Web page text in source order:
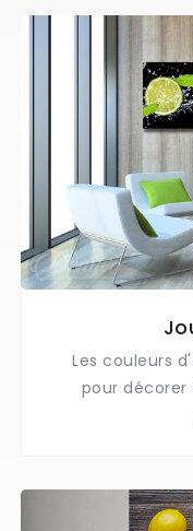
Les couleurs
pour décorer